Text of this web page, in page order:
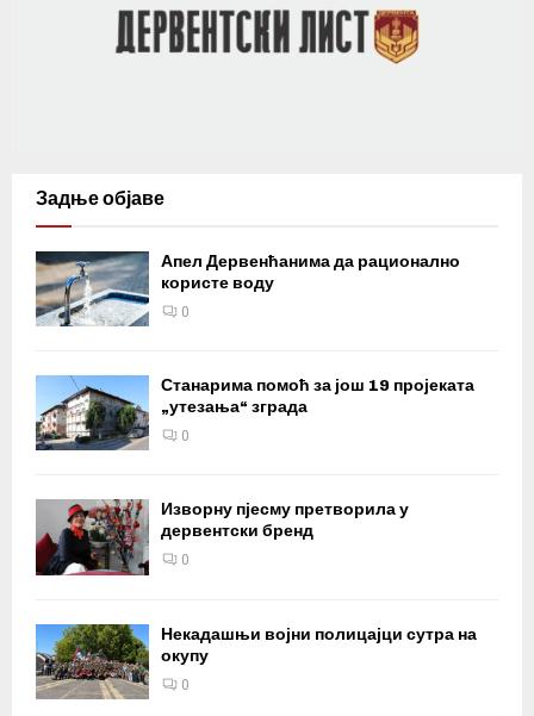
Задње објаве
Апел Дервенћанима да рационално
користе воду
0
Станарима помоћ за још 19 пројеката
„утезања“ зграда
0
Изворну пјесму претворила у
дервентски бренд
0
Некадашњи војни полицајци сутра на
окупу
0